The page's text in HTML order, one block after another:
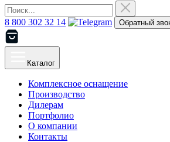
8 800 302 32 14 Обратный
Каталог
Комплексное оснащение
Производство
Дилерам
Портфолио
О компании
Контакты